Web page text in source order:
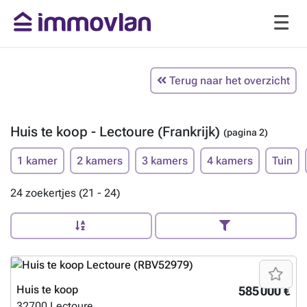
Terug naar het overzicht
Huis te koop - Lectoure (Frankrijk) (pagina 2)
1 kamer 2 kamers 3 kamers 4 kamers Tuin
24 zoekertjes (21 - 24)
585 000 €
Huis te koop